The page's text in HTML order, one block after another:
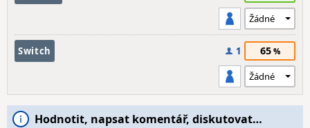
Switch 1 65
Hodnotit, napsat komentář, diskutovat…